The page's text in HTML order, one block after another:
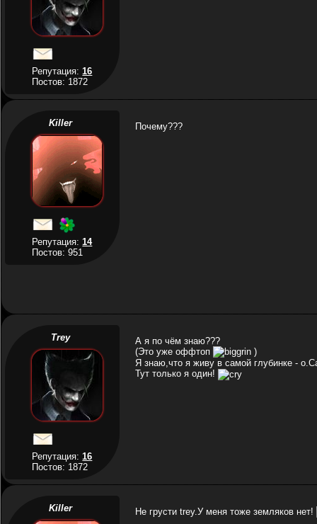
Репутация:16
Постов: 1872
Killer
Репутация:14
Постов: 951
Почему???
Trey
Репутация:16
Постов: 1872
А я по чём знаю???
(Это уже оффтоп
)
Я знаю,что я живу в самой глубинке -
Тут только я один!
Killer Не грусти trey.У меня тоже земляков нет!